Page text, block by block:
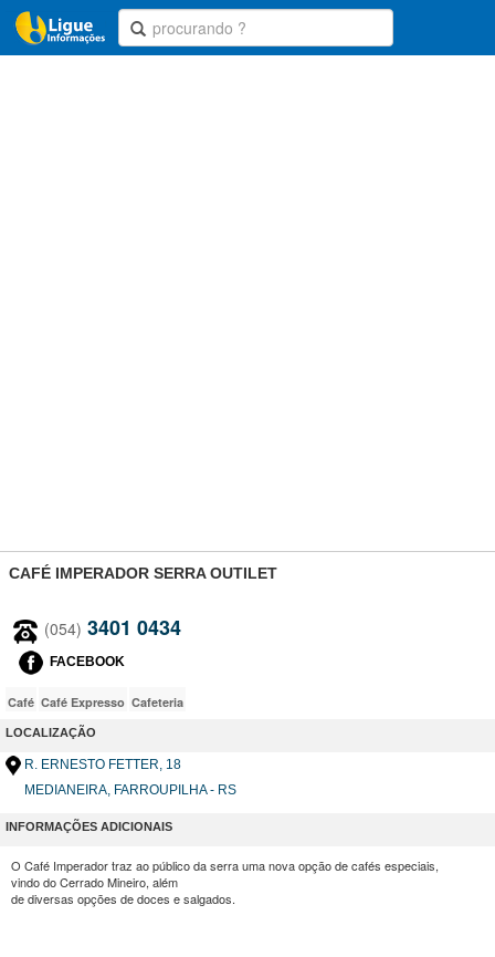
CAFÉ IMPERADOR SERRA OUTILET
(054) 3401 0434
FACEBOOK
Café Café Expresso Cafeteria
LOCALIZAÇÃO
R. ERNESTO FETTER, 18
MEDIANEIRA, FARROUPILHA - RS
INFORMAÇÕES ADICIONAIS
O Café Imperador traz ao público da serra uma nova opção de cafés especiais,
vindo do Cerrado Mineiro, além
de diversas opções de doces e salgados.